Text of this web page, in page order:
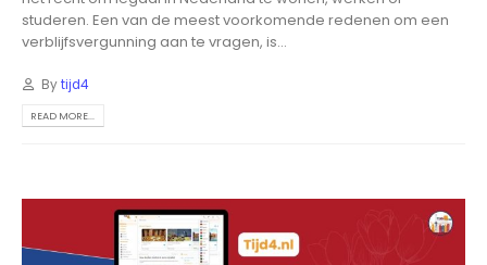
studeren. Een van de meest voorkomende redenen om een
verblijfsvergunning aan te vragen, is...
Bytijd4
READ MORE...